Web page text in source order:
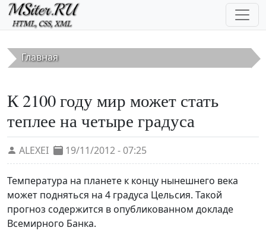
Перейти к основному содержанию
Главная
К 2100 году мир может стать
теплее на четыре градуса
ALEXEI 19/11/2012 - 07:25
Температура на планете к концу нынешнего века
может подняться на 4 градуса Цельсия. Такой
прогноз содержится в опубликованном докладе
Всемирного Банка.